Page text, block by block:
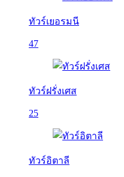
ทัวร์เยอรมนี
47
ทัวร์ฝรั่งเศส
25
ทัวร์อิตาลี